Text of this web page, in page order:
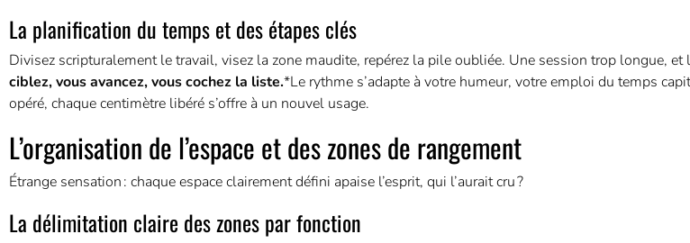
La planification du temps et des étapes clés
Divisez scripturalement le travail, visez la zone maudite, repérez la pile oubliée. Une session trop longue, et
ciblez, vous avancez, vous cochez la liste.*Le rythme s’adapte à votre humeur, votre emploi du temps
opéré, chaque centimètre libéré s’offre à un nouvel usage.
L’organisation de l’espace et des zones de rangement
Étrange sensation : chaque espace clairement défini apaise l’esprit, qui l’aurait cru ?
La délimitation claire des zones par fonction